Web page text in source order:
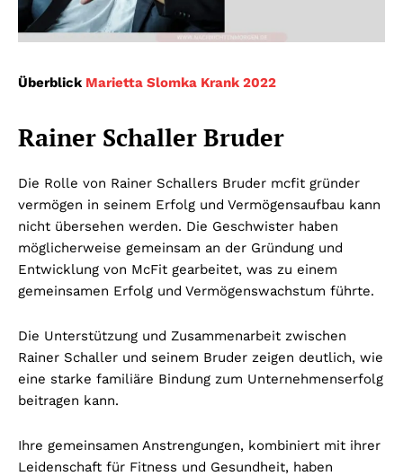
Überblick Marietta Slomka Krank 2022
Rainer Schaller Bruder
Die Rolle von Rainer Schallers Bruder mcfit gründer
vermögen in seinem Erfolg und Vermögensaufbau kann
nicht übersehen werden. Die Geschwister haben
möglicherweise gemeinsam an der Gründung und
Entwicklung von McFit gearbeitet, was zu einem
gemeinsamen Erfolg und Vermögenswachstum führte.
Die Unterstützung und Zusammenarbeit zwischen
Rainer Schaller und seinem Bruder zeigen deutlich, wie
eine starke familiäre Bindung zum Unternehmenserfolg
beitragen kann.
Ihre gemeinsamen Anstrengungen, kombiniert mit ihrer
Leidenschaft für Fitness und Gesundheit, haben